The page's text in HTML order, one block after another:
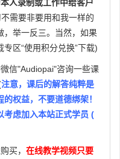
人录制或工作中给客户
需要非要用和我一样的
，举一反三。当然，如果
区“使用积分兑换”下载)
信"Audiopai"咨询一些课
注意，课后的解答纯粹是
权益，不要道德绑架！
考虑加入本站正式学员 (
买， 在线教学视频只要